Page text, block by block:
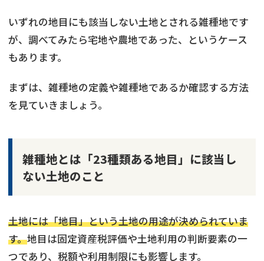
いずれの地目にも該当しない土地とされる雑種地です
が、調べてみたら宅地や農地であった、というケース
もあります。
まずは、雑種地の定義や雑種地であるか確認する方法
を見ていきましょう。
雑種地とは「23種類ある地目」に該当し
ない土地のこと
土地には「地目」という土地の用途が決められていま
す。地目は固定資産税評価や土地利用の判断要素の一
つであり、税額や利用制限にも影響します。